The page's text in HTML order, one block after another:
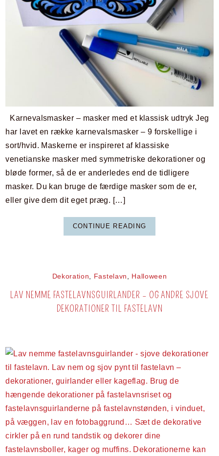
Karnevalsmasker – masker med et klassisk udtryk Jeg
har lavet en række karnevalsmasker – 9 forskellige i
sort/hvid. Maskerne er inspireret af klassiske
venetianske masker med symmetriske dekorationer og
bløde former, så de er anderledes end de tidligere
masker. Du kan bruge de færdige masker som de er,
eller give dem dit eget præg. […]
CONTINUE READING
Dekoration Fastelavn Halloween
LAV NEMME FASTELAVNSGUIRLANDER – OG ANDRE SJOVE
DEKORATIONER TIL FASTELAVN